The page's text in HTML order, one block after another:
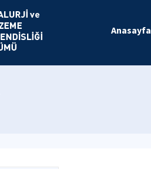
Anasayfa